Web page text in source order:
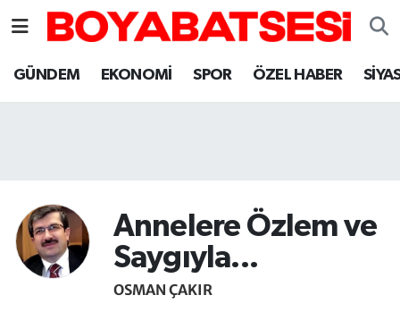
GÜNDEM EKONOMİ SPOR ÖZEL HABER
Annelere Özlem ve
Saygıyla...
OSMAN ÇAKIR
Sinop Nöbetçi Eczaneler
Sinop Trafik Yoğunluk Haritası
Süper Lig Puan Durumu ve Fikstür
Tüm Manşetler